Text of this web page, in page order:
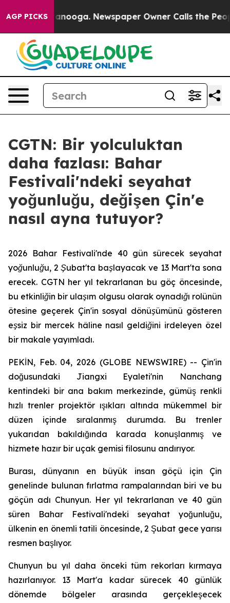
AGP PICKS
Chattanooga. Newspaper Owner Calls the People
CGTN: Bir yolculuktan
daha fazlası: Bahar
Festivali'ndeki seyahat
yoğunluğu, değişen Çin'e
nasıl ayna tutuyor?
2026 Bahar Festivali'nde 40 gün sürecek seyahat
yoğunluğu, 2 Şubat'ta başlayacak ve 13 Mart'ta sona
erecek. CGTN her yıl tekrarlanan bu göç öncesinde,
bu etkinliğin bir ulaşım olgusu olarak oynadığı rolünün
ötesine geçerek Çin'in sosyal dönüşümünü gösteren
eşsiz bir mercek hâline nasıl geldiğini irdeleyen özel
bir makale yayımladı.
PEKİN, Feb. 04, 2026 (GLOBE NEWSWIRE) -- Çin'in
doğusundaki Jiangxi Eyaleti'nin Nanchang
kentindeki bir ana bakım merkezinde, gümüş renkli
hızlı trenler projektör ışıkları altında mükemmel bir
düzen içinde sıralanmış durumda. Bu trenler
yukarıdan bakıldığında karada konuşlanmış ve
hizmete hazır bir uçak gemisi filosunu andırıyor.
Burası, dünyanın en büyük insan göçü için Çin
genelinde bulunan fırlatma rampalarından biri ve bu
göçün adı Chunyun. Her yıl tekrarlanan ve 40 gün
süren Bahar Festivali'ndeki seyahat yoğunluğu,
ülkenin en önemli tatili öncesinde, 2 Şubat gece yarısı
resmen başlıyor.
Chunyun bu yıl daha önceki tüm rekorları kırmaya
hazırlanıyor. 13 Mart'a kadar sürecek 40 günlük
dönemde bölgeler arasında gerçekleşecek